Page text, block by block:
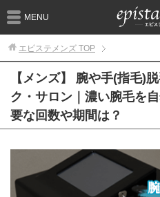
MENU
エピステメンズ TOP
【メンズ】 腕や手(指毛)
ク・サロン｜濃い腕毛を
要な回数や期間は？